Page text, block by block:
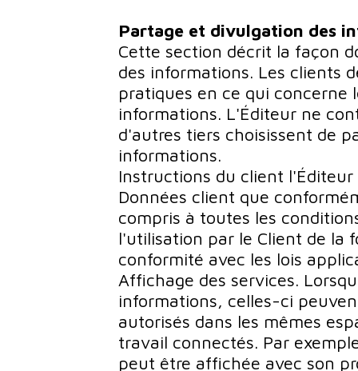
Partage et divulgation des
Cette section décrit la façon
des informations. Les clients
pratiques en ce qui concerne
informations. L'Éditeur ne
d'autres tiers choisissent de
informations.
Instructions du client
Données client que
compris à toutes les
l'utilisation par le Client de la
conformité avec les lois
Affichage des services.
informations, celles-ci
autorisés dans les mêmes
travail connectés. Par
peut être affichée avec son